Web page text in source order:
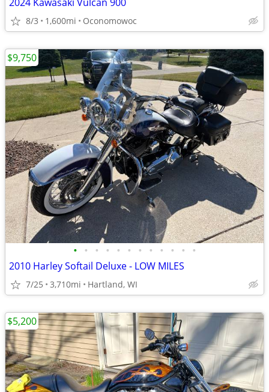
8/3 1,600mi Oconomowoc
• • • • • • • • • • • •
2010 Harley Softail Deluxe - LOW MILES
7/25 3,710mi Hartland, WI
$9,750
$5,200